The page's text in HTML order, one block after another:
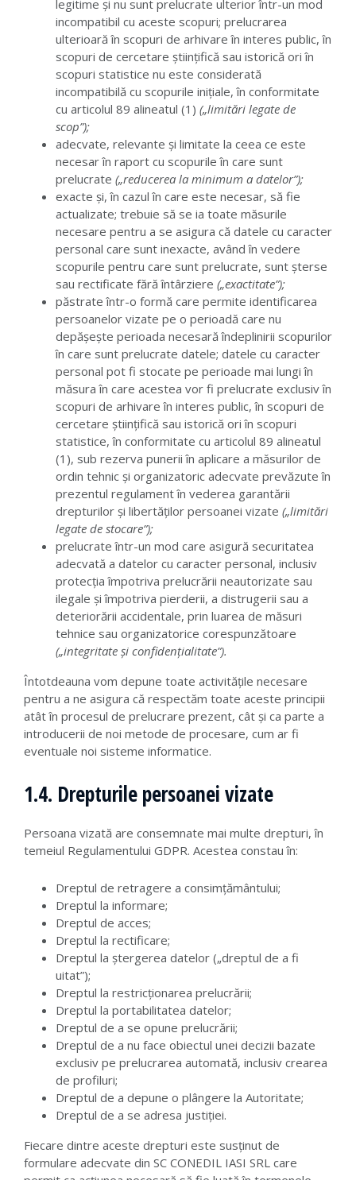
legitime și nu sunt prelucrate ulterior într-un mod
incompatibil cu aceste scopuri; prelucrarea
ulterioară în scopuri de arhivare în interes public, în
scopuri de cercetare științifică sau istorică ori în
scopuri statistice nu este considerată
incompatibilă cu scopurile inițiale, în conformitate
cu articolul 89 alineatul (1) („limitări legate de
scop”);
adecvate, relevante și limitate la ceea ce este
necesar în raport cu scopurile în care sunt
prelucrate („reducerea la minimum a datelor”);
exacte și, în cazul în care este necesar, să fie
actualizate; trebuie să se ia toate măsurile
necesare pentru a se asigura că datele cu caracter
personal care sunt inexacte, având în vedere
scopurile pentru care sunt prelucrate, sunt șterse
sau rectificate fără întârziere („exactitate”);
păstrate într-o formă care permite identificarea
persoanelor vizate pe o perioadă care nu
depășește perioada necesară îndeplinirii scopurilor
în care sunt prelucrate datele; datele cu caracter
personal pot fi stocate pe perioade mai lungi în
măsura în care acestea vor fi prelucrate exclusiv în
scopuri de arhivare în interes public, în scopuri de
cercetare științifică sau istorică ori în scopuri
statistice, în conformitate cu articolul 89 alineatul
(1), sub rezerva punerii în aplicare a măsurilor de
ordin tehnic și organizatoric adecvate prevăzute în
prezentul regulament în vederea garantării
drepturilor și libertăților persoanei vizate („limitări
legate de stocare”);
prelucrate într-un mod care asigură securitatea
adecvată a datelor cu caracter personal, inclusiv
protecția împotriva prelucrării neautorizate sau
ilegale și împotriva pierderii, a distrugerii sau a
deteriorării accidentale, prin luarea de măsuri
tehnice sau organizatorice corespunzătoare
(„integritate și confidențialitate”).
Întotdeauna vom depune toate activitățile necesare
pentru a ne asigura că respectăm toate aceste principii
atât în procesul de prelucrare prezent, cât și ca parte a
introducerii de noi metode de procesare, cum ar fi
eventuale noi sisteme informatice.
1.4. Drepturile persoanei vizate
Persoana vizată are consemnate mai multe drepturi, în
temeiul Regulamentului GDPR. Acestea constau în:
Dreptul de retragere a consimțământului;
Dreptul la informare;
Dreptul de acces;
Dreptul la rectificare;
Dreptul la ștergerea datelor („dreptul de a fi
uitat”);
Dreptul la restricționarea prelucrării;
Dreptul la portabilitatea datelor;
Dreptul de a se opune prelucrării;
Dreptul de a nu face obiectul unei decizii bazate
exclusiv pe prelucrarea automată, inclusiv crearea
de profiluri;
Dreptul de a depune o plângere la Autoritate;
Dreptul de a se adresa justiției.
Fiecare dintre aceste drepturi este susținut de
formulare adecvate din SC CONEDIL IASI SRL care